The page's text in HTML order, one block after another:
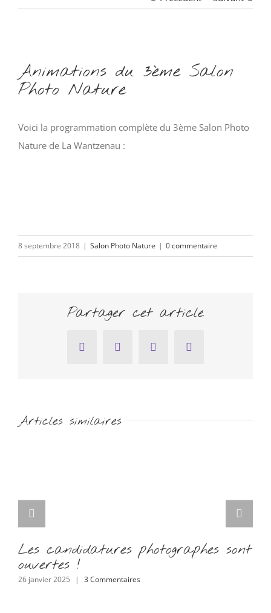
l'image
agrandie
Animations du 3ème Salon
Photo Nature
Voici la programmation complète du 3ème Salon Photo
Nature de La Wantzenau :
8 septembre 2018 | Salon Photo Nature | 0 commentaire
Partager cet article
FacebookTwitter PinterestEmail
Articles similaires
Les candidatures photographes sont
ouvertes !
26 janvier 2025 | 3 Commentaires